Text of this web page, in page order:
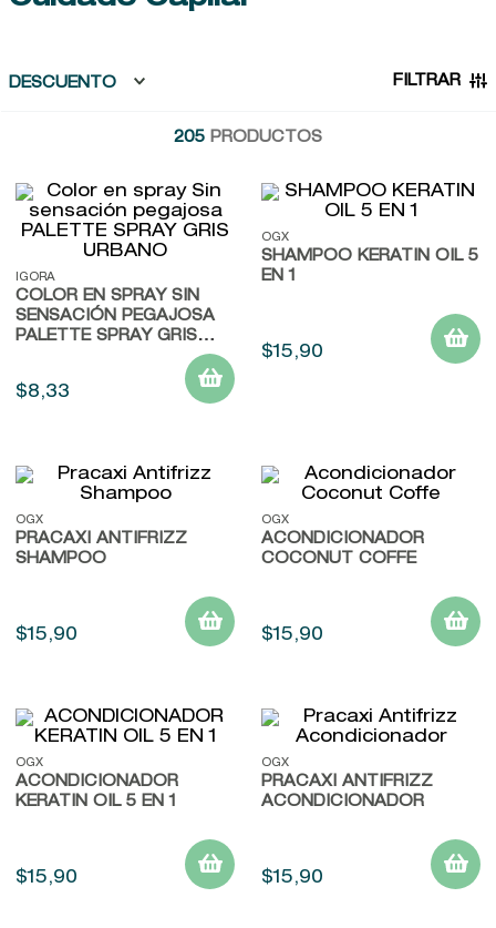
DESCUENTO FILTRAR
205 PRODUCTOS
IGORA
COLOR EN SPRAY SIN
SENSACIÓN PEGAJOSA
PALETTE SPRAY GRIS
$8,33
OGX
SHAMPOO KERATIN OIL 5
EN 1
$15,90
OGX
PRACAXI ANTIFRIZZ
SHAMPOO
$15,90
OGX
ACONDICIONADOR
COCONUT COFFE
$15,90
OGX
ACONDICIONADOR
KERATIN OIL 5 EN 1
$15,90
OGX
PRACAXI ANTIFRIZZ
ACONDICIONADOR
$15,90
10. john frieda